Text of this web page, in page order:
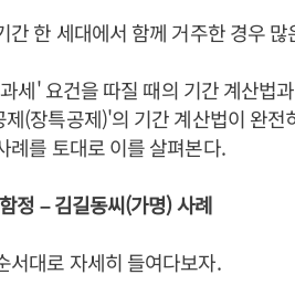
간 한 세대에서 함께 거주한 경우
세' 요건을 따질 때의 기간 계산법
(장특공제)'의 기간 계산법이 완
례를 토대로 이를 살펴본다.
정 – 김길동씨(가명) 사례
서대로 자세히 들여다보자.